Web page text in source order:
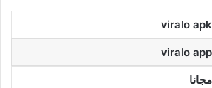
viralo apk
viralo app
مجانا